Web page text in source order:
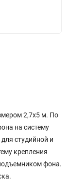
2,7х5 м. По
на систему
студийной и
крепления
фона.